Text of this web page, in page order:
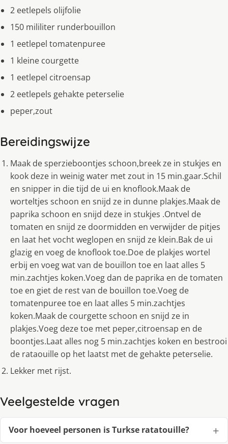
2 eetlepels olijfolie
150 mililiter runderbouillon
1 eetlepel tomatenpuree
1 kleine courgette
1 eetlepel citroensap
2 eetlepels gehakte peterselie
peper,zout
Bereidingswijze
Maak de sperzieboontjes schoon,breek ze in stukjes en
kook deze in weinig water met zout in 15 min.gaar.Schil
en snipper in die tijd de ui en knoflook.Maak de
worteltjes schoon en snijd ze in dunne plakjes.Maak de
paprika schoon en snijd deze in stukjes .Ontvel de
tomaten en snijd ze doormidden en verwijder de pitjes
en laat het vocht weglopen en snijd ze klein.Bak de ui
glazig en voeg de knoflook toe.Doe de plakjes wortel
erbij en voeg wat van de bouillon toe en laat alles 5
min.zachtjes koken.Voeg dan de paprika en de tomaten
toe en giet de rest van de bouillon toe.Voeg de
tomatenpuree toe en laat alles 5 min.zachtjes
koken.Maak de courgette schoon en snijd ze in
plakjes.Voeg deze toe met peper,citroensap en de
boontjes.Laat alles nog 5 min.zachtjes koken en bestrooi
de rataouille op het laatst met de gehakte peterselie.
Lekker met rijst.
Veelgestelde vragen
Voor hoeveel personen is Turkse ratatouille?